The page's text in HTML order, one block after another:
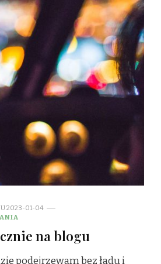
2023-01-04
na blogu
podejrzewam bez ładu i